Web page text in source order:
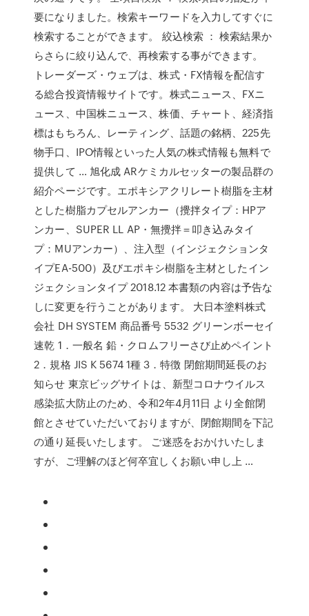
要になりました。検索キーワードを入力してすぐに
検索することができます。 絞込検索 ： 検索結果か
らさらに絞り込んで、再検索する事ができます。
トレーダーズ・ウェブは、株式・FX情報を配信す
る総合投資情報サイトです。株式ニュース、FXニ
ュース、中国株ニュース、株価、チャート、経済指
標はもちろん、レーティング、話題の銘柄、225先
物手口、IPO情報といった人気の株式情報も無料で
提供して … 旭化成 ARケミカルセッターの製品群の
紹介ページです。エポキシアクリレート樹脂を主材
とした樹脂カプセルアンカー（攪拌タイプ：HPア
ンカー、SUPER LL AP・無攪拌＝叩き込みタイ
プ：MUアンカー）、注入型（インジェクションタ
イプEA-500）及びエポキシ樹脂を主材としたイン
ジェクションタイプ 2018.12 本書類の内容は予告な
しに変更を行うことがあります。 大日本塗料株式
会社 DH SYSTEM 商品番号 5532 グリーンボーセイ
速乾 1．一般名 鉛・クロムフリーさび止めペイント
2．規格 JIS K 5674 1種 3．特徴 閉館期間延長のお
知らせ 東京ビッグサイトは、新型コロナウイルス
感染拡大防止のため、令和2年4月11日 より全館閉
館とさせていただいておりますが、閉館期間を下記
の通り延長いたします。 ご迷惑をおかけいたしま
すが、ご理解のほど何卒宜しくお願い申し上 …